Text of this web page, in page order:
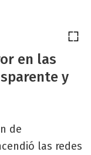
en las
y
de
las redes